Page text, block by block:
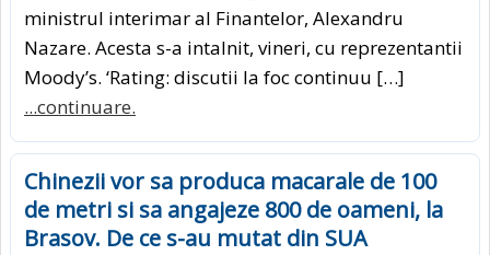
ministrul interimar al Finantelor, Alexandru
Nazare. Acesta s-a intalnit, vineri, cu reprezentantii
Moody’s. ‘Rating: discutii la foc continuu […]
...continuare.
Chinezii vor sa produca macarale de 100
de metri si sa angajeze 800 de oameni, la
Brasov. De ce s-au mutat din SUA